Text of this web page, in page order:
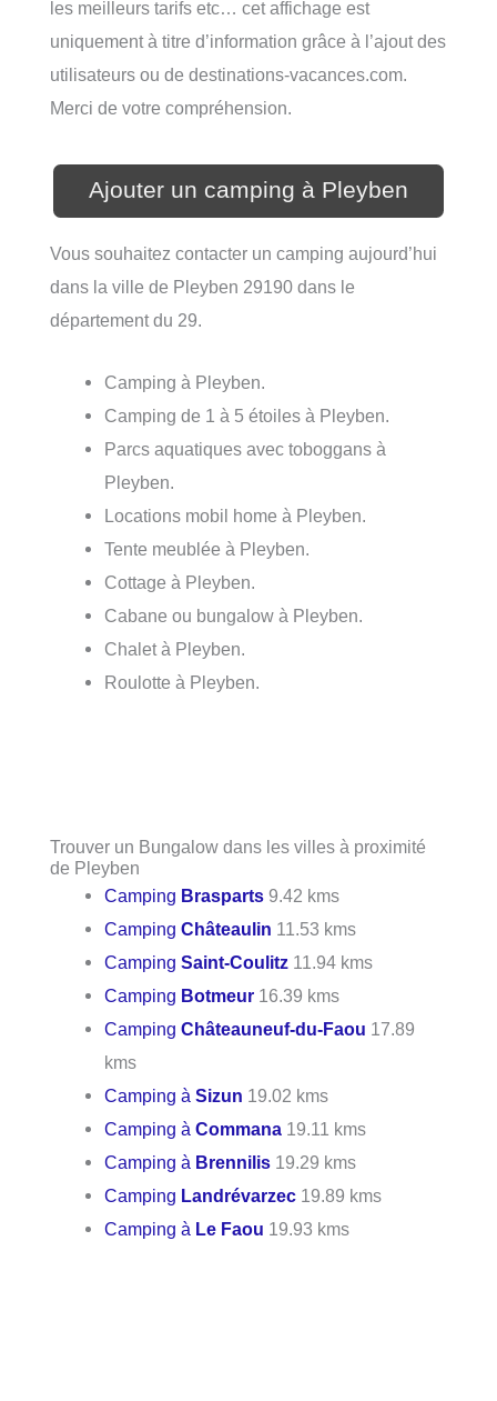
les meilleurs tarifs etc… cet affichage est
uniquement à titre d’information grâce à l’ajout des
utilisateurs ou de destinations-vacances.com.
Merci de votre compréhension.
Ajouter un camping à Pleyben
Vous souhaitez contacter un camping aujourd’hui
dans la ville de Pleyben 29190 dans le
département du 29.
Camping à Pleyben.
Camping de 1 à 5 étoiles à Pleyben.
Parcs aquatiques avec toboggans à
Pleyben.
Locations mobil home à Pleyben.
Tente meublée à Pleyben.
Cottage à Pleyben.
Cabane ou bungalow à Pleyben.
Chalet à Pleyben.
Roulotte à Pleyben.
Trouver un Bungalow dans les villes à proximité
de Pleyben
Camping Brasparts 9.42 kms
CampingChâteaulin 11.53 kms
CampingSaint-Coulitz 11.94 kms
Camping Botmeur 16.39 kms
CampingChâteauneuf-du-Faou 17.89
kms
Camping àSizun 19.02 kms
Camping àCommana 19.11 kms
Camping à Brennilis 19.29 kms
Camping Landrévarzec 19.89 kms
Camping à Le Faou 19.93 kms